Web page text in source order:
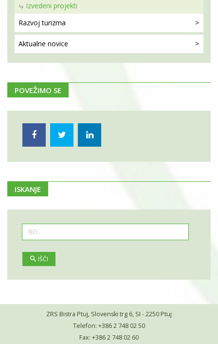
Izvedeni projekti
Razvoj turizma
Aktualne novice
POVEŽIMO SE
ISKANJE
IŠČI
ZRS Bistra Ptuj, Slovenski trg 6, SI - 2250 Ptuj
Telefon: +386 2 748 02 50
Fax: +386 2 748 02 60